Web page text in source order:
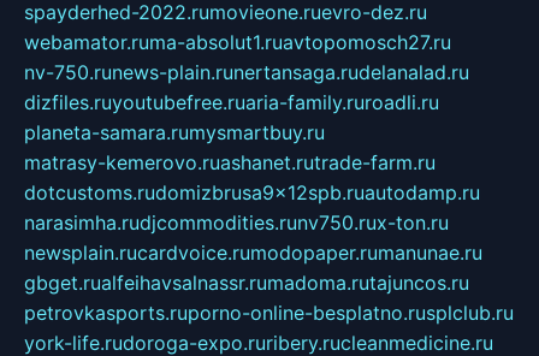
spayderhed-2022.rumovieone.ruevro-dez.ru
webamator.ruma-absolut1.ruavtopomosch27.ru
nv-750.runews-plain.runertansaga.rudelanalad.ru
dizfiles.ruyoutubefree.ruaria-family.ruroadli.ru
planeta-samara.rumysmartbuy.ru
matrasy-kemerovo.ruashanet.rutrade-farm.ru
dotcustoms.rudomizbrusa9x12spb.ruautodamp.ru
narasimha.rudjcommodities.runv750.rux-ton.ru
newsplain.rucardvoice.rumodopaper.rumanunae.ru
gbget.rualfeihavsalnassr.rumadoma.rutajuncos.ru
petrovkasports.ruporno-online-besplatno.rusplclub.ru
york-life.rudoroga-expo.ruribery.rucleanmedicine.ru